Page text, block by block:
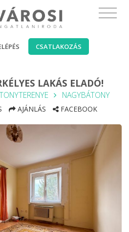
CSATLAKOZÁS
LAKÁS ELADÓ!
NAGYBÁTONY
AJÁNLÁS FACEBOOK